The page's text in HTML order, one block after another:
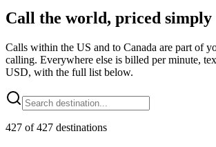
Call the world, priced simply
Calls within the US and to Canada are part of
calling. Everywhere else is billed per minute,
USD, with the full list below.
427 of427 destinations